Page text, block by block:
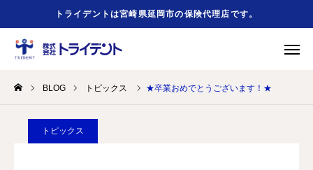
トライデントは宮崎県延岡市の保険代理店です。
BLOG トピックス ★卒業おめでとうございます！★
トピックス
緊急時 事故の時
友だち追加